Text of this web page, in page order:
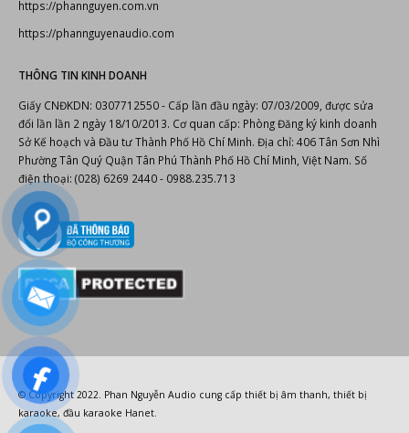
https://phannguyen.com.vn
https://phannguyenaudio.com
THÔNG TIN KINH DOANH
Giấy CNĐKDN: 0307712550 - Cấp lần đầu ngày: 07/03/2009, được sửa
đổi lần lần 2 ngày 18/10/2013. Cơ quan cấp: Phòng Đăng ký kinh doanh
Sở Kế hoạch và Đầu tư Thành Phố Hồ Chí Minh. Địa chỉ: 406 Tân Sơn Nhì
Phường Tân Quý Quận Tân Phú Thành Phố Hồ Chí Minh, Việt Nam. Số
điện thoại: (028) 6269 2440 - 0988.235.713
© Copyright 2022. Phan Nguyễn Audio cung cấp thiết bị âm thanh, thiết bị
karaoke, đầu karaoke Hanet.